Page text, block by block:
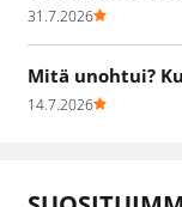
31.7.2026
Mitä unohtui?
14.7.2026